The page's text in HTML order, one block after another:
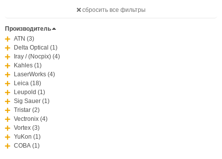
сбросить все фильтры
Производитель
ATN (3)
Delta Optical (1)
Iray / (Nocpix) (4)
Kahles (1)
LaserWorks (4)
Leica (18)
Leupold (1)
Sig Sauer (1)
Tristar (2)
Vectronix (4)
Vortex (3)
YuKon (1)
СОВА (1)